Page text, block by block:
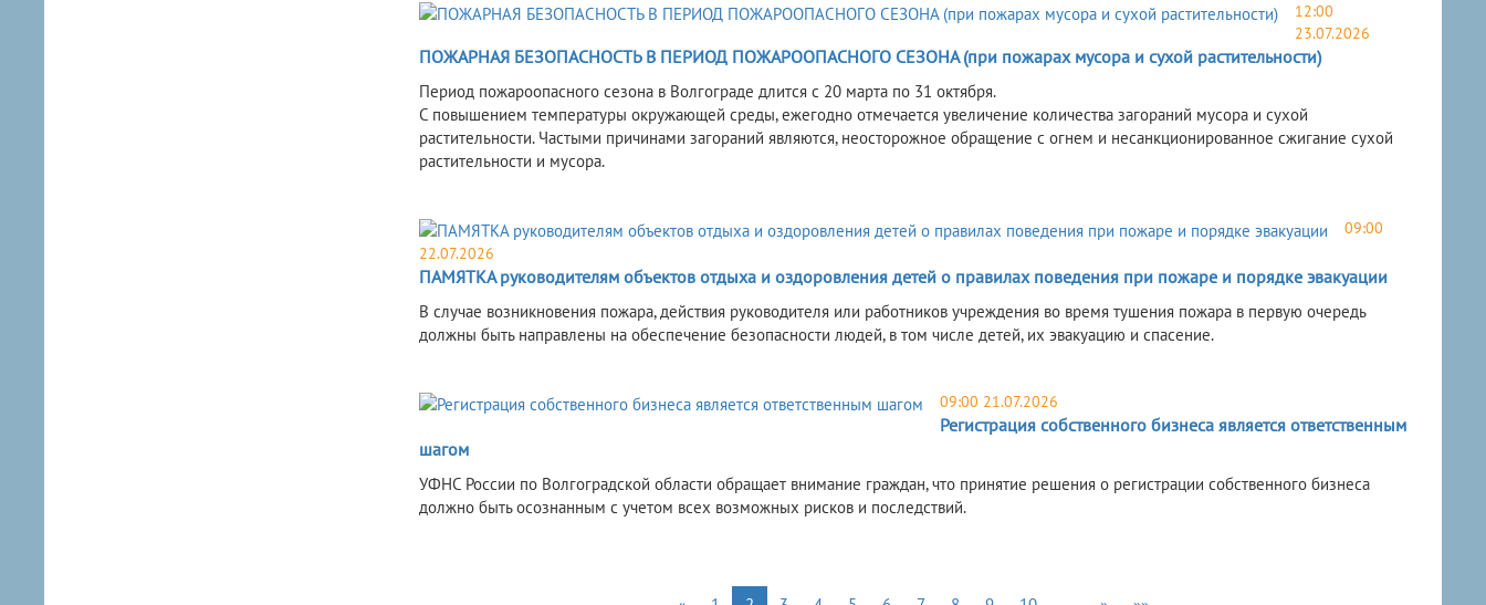
12:00
23.07.2026
ПОЖАРНАЯ БЕЗОПАСНОСТЬ В ПЕРИОД ПОЖАРООПАСНОГО СЕЗОНА (при пожарах мусора и сухой растительности)
Период пожароопасного сезона в Волгограде длится с 20 марта по 31 октября.
С повышением температуры окружающей среды, ежегодно отмечается увеличение количества загораний мусора и сухой
растительности. Частыми причинами загораний являются, неосторожное обращение с огнем и несанкционированное сжигание сухой
растительности и мусора.
09:00
22.07.2026
ПАМЯТКА руководителям объектов отдыха и оздоровления детей о правилах поведения при пожаре и порядке эвакуации
В случае возникновения пожара, действия руководителя или работников учреждения во время тушения пожара в первую очередь
должны быть направлены на обеспечение безопасности людей, в том числе детей, их эвакуацию и спасение.
09:00 21.07.2026
Регистрация собственного бизнеса является ответственным
шагом
УФНС России по Волгоградской области обращает внимание граждан, что принятие решения о регистрации собственного бизнеса
должно быть осознанным с учетом всех возможных рисков и последствий.